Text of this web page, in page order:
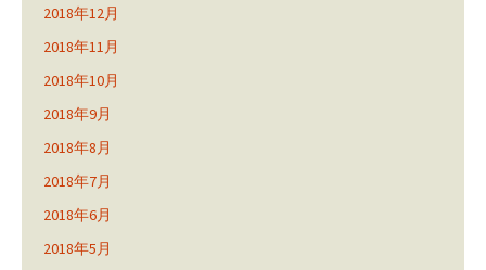
2018年12月
2018年11月
2018年10月
2018年9月
2018年8月
2018年7月
2018年6月
2018年5月